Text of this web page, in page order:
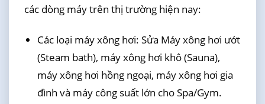
các dòng máy trên thị trường hiện nay:
Các loại máy xông hơi: Sửa Máy xông hơi ướt
(Steam bath), máy xông hơi khô (Sauna),
máy xông hơi hồng ngoại, máy xông hơi gia
đình và máy công suất lớn cho Spa/Gym.